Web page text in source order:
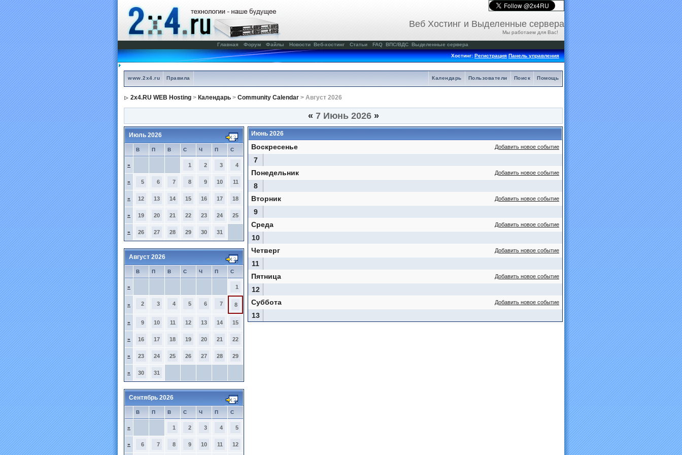
Веб Хостинг и Выделенные сервера
Мы работаем для Вас!
Главная Форум Файлы Новости Веб-хостинг Статьи FAQ ВПС/ВДС Выделенные сервера
Хостинг:Регистрация Панель управления
www.2x4.ru Правила Помощь
Поиск
Пользователи
Календарь
2x4.RU WEB Hosting > Календарь > Community Calendar > Август 2026
« 7 Июнь 2026 »
Июль 2026
В П В С Ч П С
» 1 2 3 4
» 5 6 7 8 9 10 11
» 12 13 14 15 16 17 18
» 19 20 21 22 23 24 25
» 26 27 28 29 30 31
Август 2026
В П В С Ч П С
» 1
» 2 3 4 5 6 7 8
» 9 10 11 12 13 14 15
» 16 17 18 19 20 21 22
» 23 24 25 26 27 28 29
» 30 31
Сентябрь 2026
В П В С Ч П С
» 1 2 3 4 5
» 6 7 8 9 10 11 12
Июнь 2026
Добавить новое событие
Воскресенье
7
Добавить новое событие
Понедельник
8
Добавить новое событие
Вторник
9
Добавить новое событие
Среда
10
Добавить новое событие
Четверг
11
Добавить новое событие
Пятница
12
Добавить новое событие
Суббота
13